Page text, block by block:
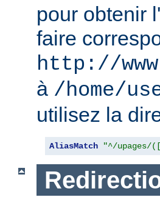
pour obtenir
faire
http://
à /home/
utilisez la
AliasMatch "^/upages/